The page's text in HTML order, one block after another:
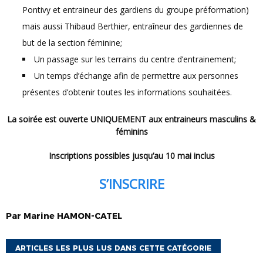
Pontivy et entraineur des gardiens du groupe préformation)
mais aussi Thibaud Berthier, entraîneur des gardiennes de
but de la section féminine;
Un passage sur les terrains du centre d’entrainement;
Un temps d’échange afin de permettre aux personnes
présentes d’obtenir toutes les informations souhaitées.
La soirée est ouverte UNIQUEMENT aux entraineurs masculins &
féminins
Inscriptions possibles jusqu’au 10 mai inclus
S’INSCRIRE
Par Marine HAMON-CATEL
ARTICLES LES PLUS LUS DANS CETTE CATÉGORIE